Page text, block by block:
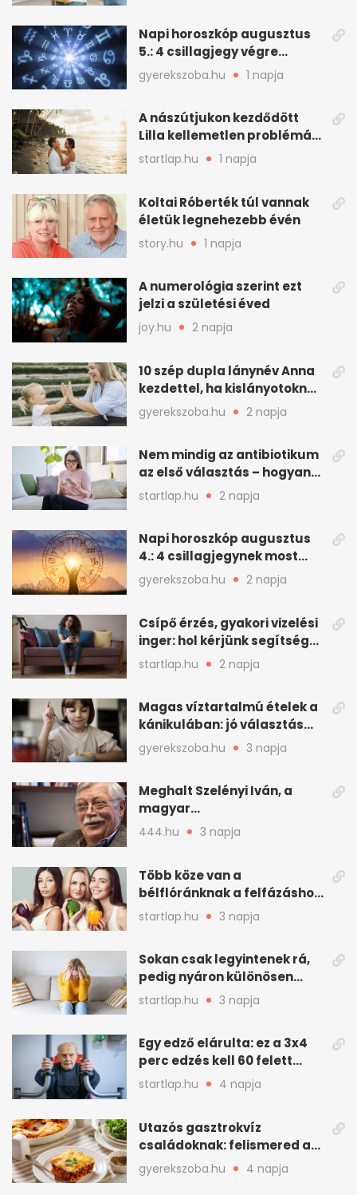
Napi horoszkóp augusztus
5.: 4 csillagjegy végre
szerencsés napot fog ki
gyerekszoba.hu 1 napja
A nászútjukon kezdődött
Lilla kellemetlen problémája
- így mentették meg a
romantikus utazást
startlap.hu 1 napja
Koltai Róberték túl vannak
életük legnehezebb évén
story.hu 1 napja
A numerológia szerint ezt
jelzi a születési éved
joy.hu 2 napja
10 szép dupla lánynév Anna
kezdettel, ha kislányotoknak
kerestek nevet
gyerekszoba.hu 2 napja
Nem mindig az antibiotikum
az első választás – hogyan
kezeljük a felfázást? (x)
startlap.hu 2 napja
Napi horoszkóp augusztus
4.: 4 csillagjegynek most
minden összejön
gyerekszoba.hu 2 napja
Csípő érzés, gyakori vizelési
inger: hol kérjünk segítséget
felfázás esetén?
startlap.hu 2 napja
Magas víztartalmú ételek a
kánikulában: jó választás
gyerekeknek
gyerekszoba.hu 3 napja
Meghalt Szelényi Iván, a
magyar
társadalomtudomány
meghatározó alakja
444.hu 3 napja
Több köze van a
bélflóránknak a felfázáshoz,
mint hinnénk – Így védhetjük
nyáron a húgyutakat (x)
startlap.hu 3 napja
Sokan csak legyintenek rá,
pedig nyáron különösen
gyakran jelentkezik ez a
kellemetlen betegség
startlap.hu 3 napja
Egy edző elárulta: ez a 3x4
perc edzés kell 60 felett
mindenkinek
startlap.hu 4 napja
Utazós gasztrokvíz
családoknak: felismered az
asadót és társait?
gyerekszoba.hu 4 napja